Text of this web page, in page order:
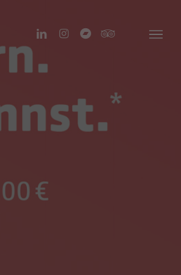
linkedininstagram
bandcamptripadvisor
Menu